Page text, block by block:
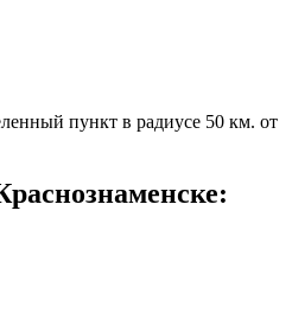
пункт в радиусе 50 км. от